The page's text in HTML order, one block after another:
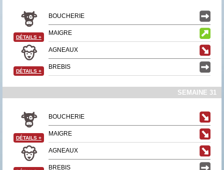
BOUCHERIE
MAIGRE
DÉTAILS +
AGNEAUX
BREBIS
DÉTAILS +
SEMAINE 31
BOUCHERIE
MAIGRE
DÉTAILS +
AGNEAUX
BREBIS